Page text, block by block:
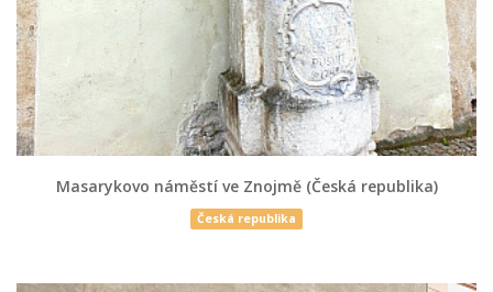
Masarykovo náměstí ve Znojmě (Česká republika)
Česká republika